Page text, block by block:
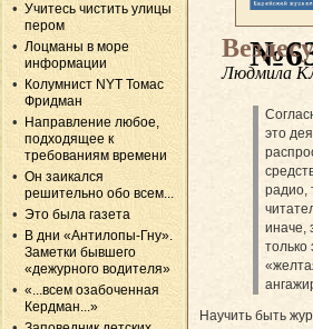
Учитесь чистить улицы
пером
Лоцманы в море
информации
Колумнист NYT Томас
Фридман
Направление любое,
подходящее к
требованиям времени
Он заикался
решительно обо всем...
Это была газета
В дни «Антилопы-Гну».
Заметки бывшего
«дежурного водителя»
«...всем озабоченная
Кердман...»
Людмила
это
радио,
иначе,
Научить быть